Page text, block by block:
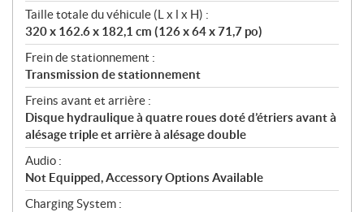
Taille totale du véhicule (L x l x H) :
320 x 162.6 x 182,1 cm (126 x 64 x 71,7 po)
Frein de stationnement :
Transmission de stationnement
Freins avant et arrière :
Disque hydraulique à quatre roues doté d’étriers avant à
alésage triple et arrière à alésage double
Audio :
Not Equipped, Accessory Options Available
Charging System :